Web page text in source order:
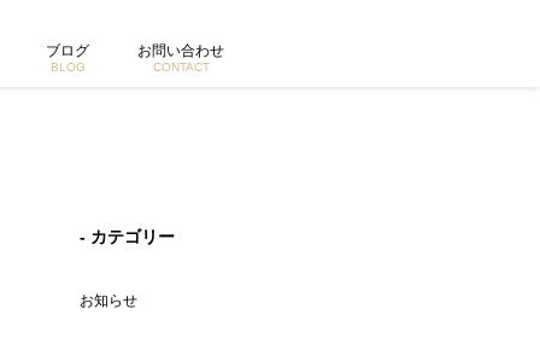
ブログ
BLOG
お問い合わせ
CONTACT
- カテゴリー
お知らせ